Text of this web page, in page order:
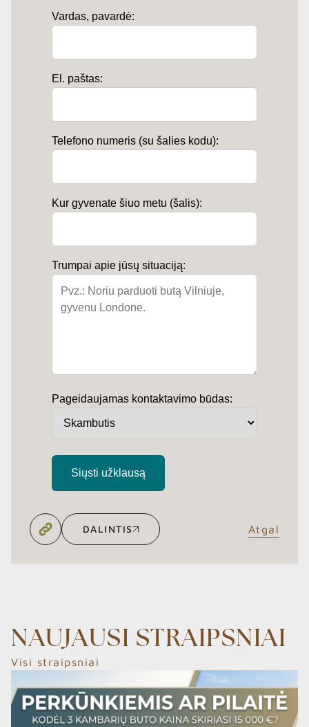
Vardas, pavardė:
El. paštas:
Telefono numeris (su šalies kodu):
Kur gyvenate šiuo metu (šalis):
Trumpai apie jūsų situaciją:
Pageidaujamas kontaktavimo būdas:
Siųsti užklausą
DALINTIS
Atgal
NAUJAUSI STRAIPSNIAI
Visi straipsniai